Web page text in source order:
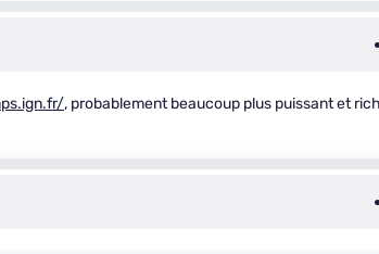
, probablement beaucoup plus puissant et